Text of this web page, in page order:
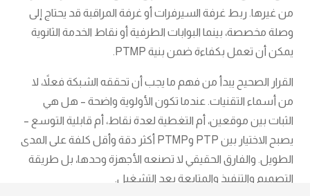
من غيرها. ربط غرفة السيرفرات أو غرفة المراقبة قد يحتاج إلى
وصلة مخصصة، بينما البوابات الطرفية أو نقاط الخدمة الثانوية
يمكن أن تعمل بكفاءة ضمن بنية PTMP.
القرار الصحيح يبدأ من فهم ما يجب أن تحققه الشبكة فعلاً، لا
من أسماء التقنيات. عندما تكون الأولوية واضحة – هل هي
الثبات بين موقعين، أم التغطية لعدة نقاط، أم قابلية التوسع –
يصبح الاختيار بين PTP وPTMP أكثر دقة وأقل كلفة على المدى
الطويل. والفارق الحقيقي لا تصنعه الأجهزة وحدها، بل طريقة
التصميم والتنفيذ والمتابعة بعد التشغيل.